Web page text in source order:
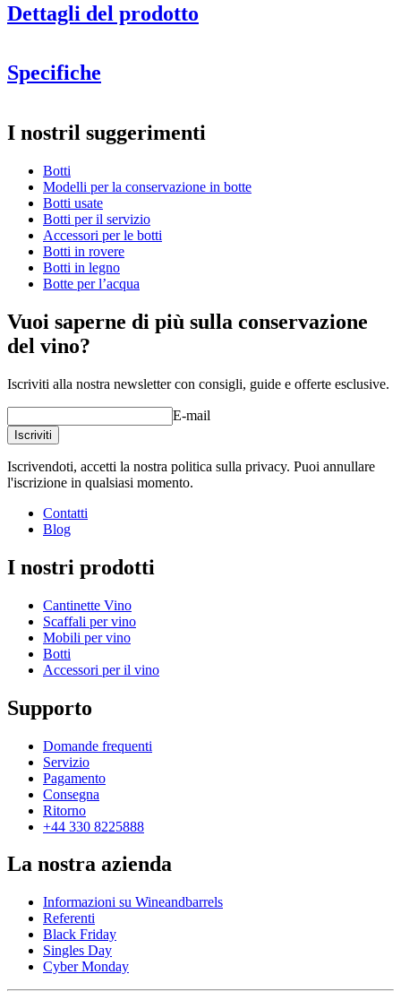
Dettagli del prodotto
Tutte le botti di conservazione nel nostro catalogo presentano
una tostatura media.
Tappo é predisposto.
Piedistallo ed eventuale rubinetto (il foro per il rubinetto non è
Guardate gliaccessori per botti/i prodotti simili.
Specifiche
Numero di prodottoWOB-HM60-L
Dimensioni (LxAxP cm)
Peso (kg)16
I nostril suggerimenti
Botti
Modelli per la conservazione in botte
Botti usate
Botti per il servizio
Accessori per le botti
Botti in rovere
Botti in legno
Botte per l’acqua
Vuoi saperne di più sulla conservazione
del vino?
Iscriviti alla nostra newsletter con consigli, guide e offerte esclusive.
E-mail
Iscriviti
Iscrivendoti, accetti la nostra politica sulla privacy. Puoi annullare
l'iscrizione in qualsiasi momento.
Contatti
Blog
I nostri prodotti
Cantinette Vino
Scaffali per vino
Mobili per vino
Botti
Accessori per il vino
Supporto
Domande frequenti
Servizio
Pagamento
Consegna
Ritorno
+44 330 8225888
La nostra azienda
Informazioni su Wineandbarrels
Referenti
Black Friday
Singles Day
Cyber Monday